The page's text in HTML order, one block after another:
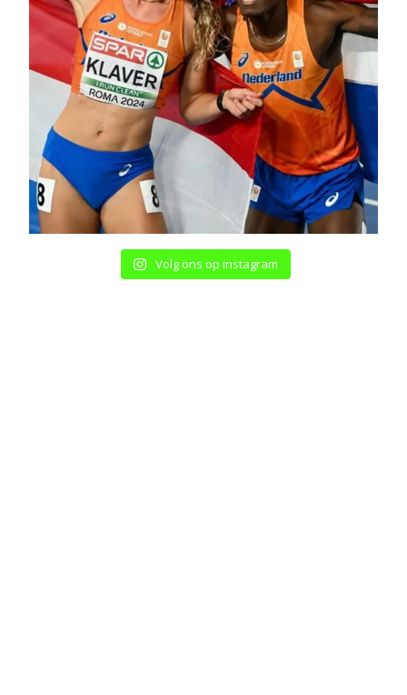
Volg ons op instagram